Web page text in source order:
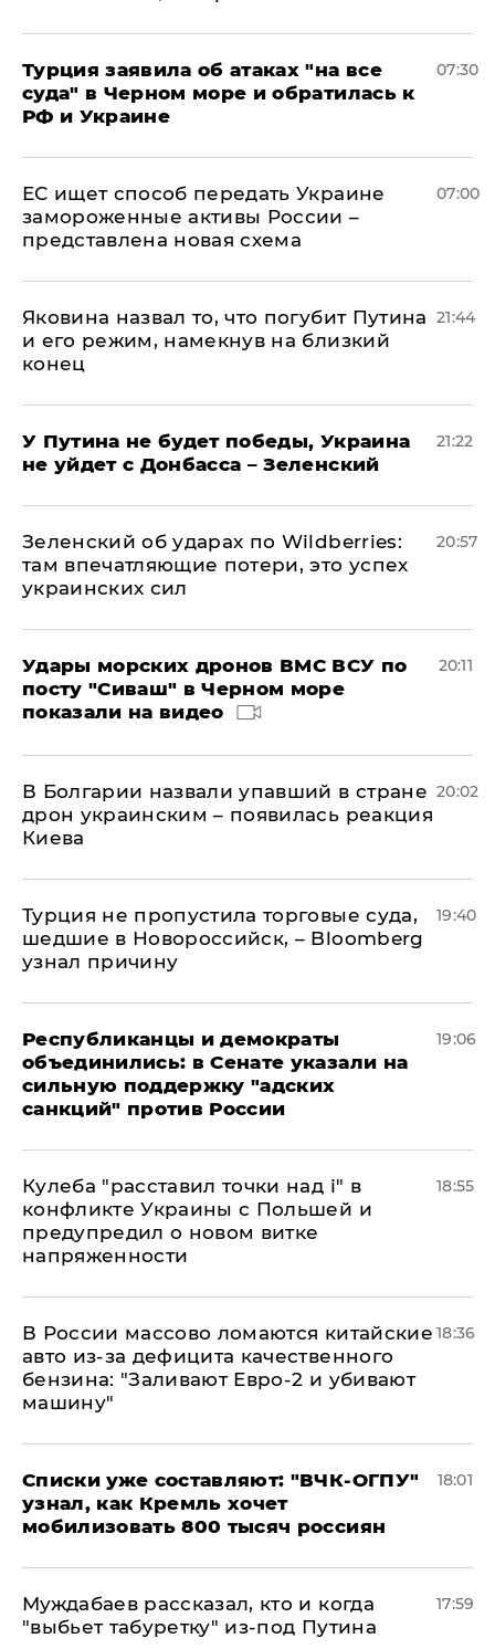
Турция заявила об атаках "на все
суда" в Черном море и обратилась к
РФ и Украине
07:30
ЕС ищет способ передать Украине
замороженные активы России –
представлена новая схема
07:00
Яковина назвал то, что погубит Путина
и его режим, намекнув на близкий
конец
21:44
У Путина не будет победы, Украина
не уйдет с Донбасса – Зеленский
21:22
Зеленский об ударах по Wildberries:
там впечатляющие потери, это успех
украинских сил
20:57
Удары морских дронов ВМС ВСУ по
посту "Сиваш" в Черном море
показали на видео
20:11
В Болгарии назвали упавший в стране
дрон украинским – появилась реакция
Киева
20:02
Турция не пропустила торговые суда,
шедшие в Новороссийск, – Bloomberg
узнал причину
19:40
Республиканцы и демократы
объединились: в Сенате указали на
сильную поддержку "адских
санкций" против России
19:06
Кулеба "расставил точки над і" в
конфликте Украины с Польшей и
предупредил о новом витке
напряженности
18:55
В России массово ломаются китайские
авто из-за дефицита качественного
бензина: "Заливают Евро-2 и убивают
машину"
18:36
Списки уже составляют: "ВЧК-ОГПУ"
узнал, как Кремль хочет
мобилизовать 800 тысяч россиян
18:01
Муждабаев рассказал, кто и когда
"выбьет табуретку" из-под Путина
17:59